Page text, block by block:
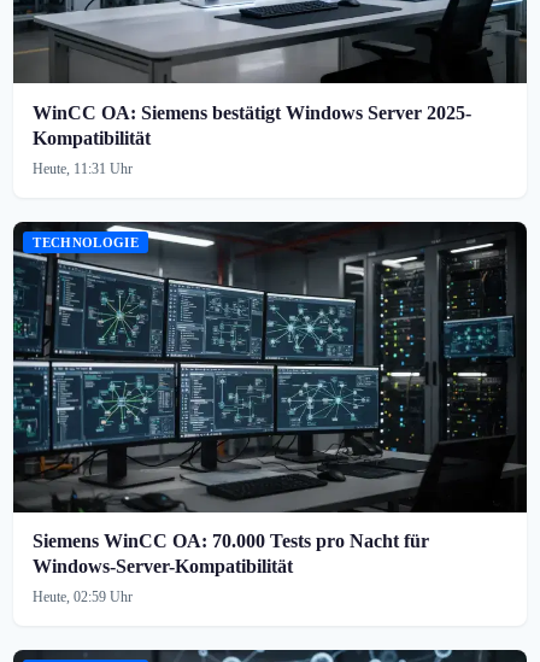
WinCC OA: Siemens bestätigt Windows Server 2025-
Kompatibilität
Heute, 11:31 Uhr
TECHNOLOGIE
Siemens WinCC OA: 70.000 Tests pro Nacht für
Windows-Server-Kompatibilität
Heute, 02:59 Uhr